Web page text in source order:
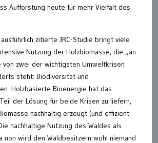
Aufforstung heute für mehr Vielfalt des
ausführlich zitierte JRC-Studie bringt viele
Nutzung der Holzbiomasse, die „an
von zwei der wichtigsten Umweltkrisen
steht: Biodiversität und
Holzbasierte Bioenergie hat das
der Lösung für beide Krisen zu liefern,
nachhaltig erzeugt (und effizient
nachhaltige Nutzung des Waldes als
non wird den Waldbesitzern wohl niemand